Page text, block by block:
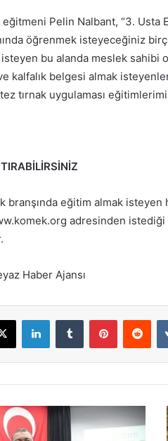
eğitmeni Pelin Nalbant, “3. Usta
öğrenmek isteyeceğiniz
bu alanda meslek sahibi
kalfalık belgesi almak
tırnak uygulaması
branşında eğitim almak
adresinden
Haber Ajansı